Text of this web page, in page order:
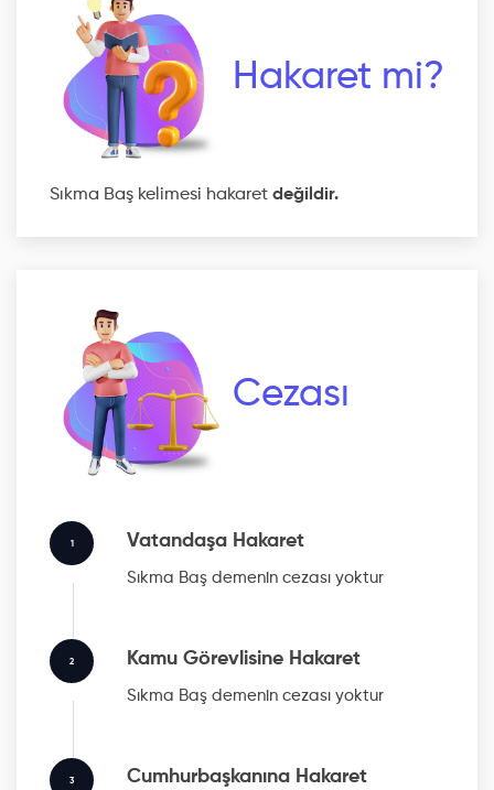
Hakaret mi?
Sıkma Baş kelimesi hakaret değildir.
Cezası
1 Vatandaşa Hakaret
Sıkma Baş demenin cezası yoktur
2 Kamu Görevlisine Hakaret
Sıkma Baş demenin cezası yoktur
3 Cumhurbaşkanına Hakaret